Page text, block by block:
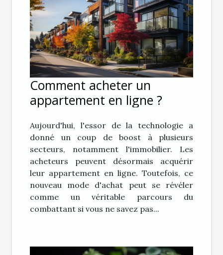
Comment acheter un
appartement en ligne ?
Aujourd'hui, l'essor de la technologie a
donné un coup de boost à plusieurs
secteurs, notamment l'immobilier. Les
acheteurs peuvent désormais acquérir
leur appartement en ligne. Toutefois, ce
nouveau mode d'achat peut se révéler
comme un véritable parcours du
combattant si vous ne savez pas...